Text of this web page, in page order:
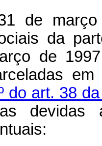
de março
da
de
do art. 38